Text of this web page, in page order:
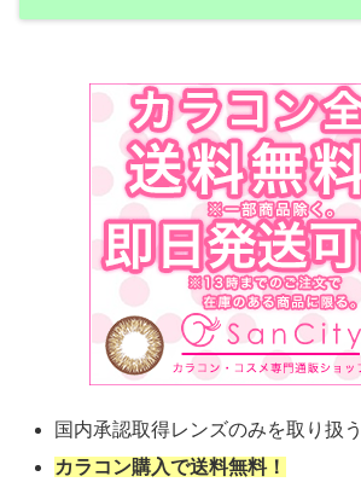
国内承認取得レンズのみを取り扱
カラコン購入で送料無料！